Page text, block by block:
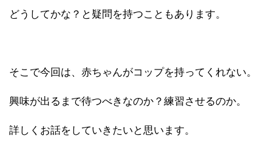
どうしてかな？と疑問を持つこともあります。
そこで今回は、赤ちゃんがコップを持ってくれない。
興味が出るまで待つべきなのか？練習させるのか。
詳しくお話をしていきたいと思います。